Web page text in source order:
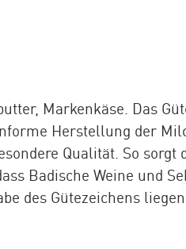
Markenkäse. Das
Herstellung der
Qualität. So sorgt
Badische Weine und
des Gütezeichens